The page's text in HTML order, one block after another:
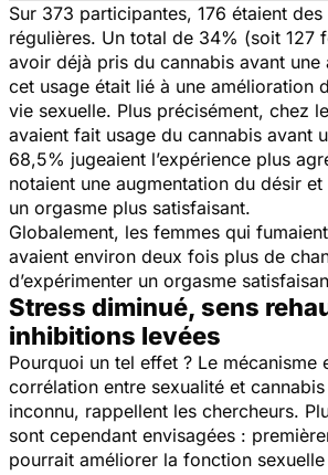
Sur 373 participantes, 176 étaient
régulières. Un total de 34% (soit 127
avoir déjà pris du cannabis avant une
cet usage était lié à une amélioration
vie sexuelle. Plus précisément, chez
avaient fait usage du cannabis avant
68,5% jugeaient l’expérience plus
notaient une augmentation du désir
un orgasme plus satisfaisant.
Globalement, les femmes qui
avaient environ deux fois plus de
d’expérimenter un orgasme
Stress diminué, sens
inhibitions levées
Pourquoi un tel effet ? Le mécanisme
corrélation entre sexualité et
inconnu, rappellent les chercheurs.
sont cependant envisagées :
pourrait améliorer la fonction